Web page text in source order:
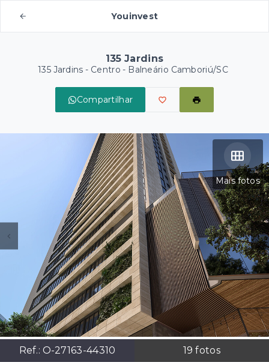
Youinvest
135 Jardins
135 Jardins - Centro - Balneário Camboriú/SC
Compartilhar
Mais fotos
Ref.: O-27163-44310 19 fotos